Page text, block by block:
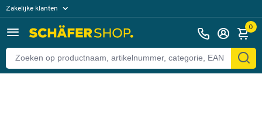
Zakelijke klanten
Particuliere klanten 0
Terug